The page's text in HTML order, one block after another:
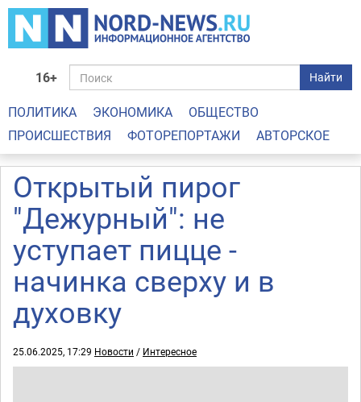
16+ Найти
ПОЛИТИКА ЭКОНОМИКА
ОБЩЕСТВО
ПРОИСШЕСТВИЯ
ФОТОРЕПОРТАЖИ АВТОРСКОЕ
Открытый пирог
"Дежурный": не
уступает пицце -
начинка сверху и в
духовку
25.06.2025, 17:29 Новости / Интересное